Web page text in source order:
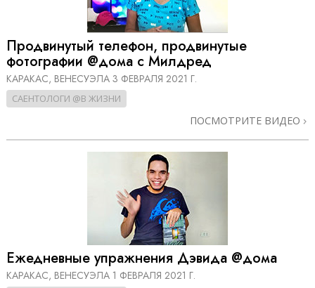
Продвинутый телефон, продвинутые
фотографии @дома с Милдред
КАРАКАС, ВЕНЕСУЭЛА 3 ФЕВРАЛЯ 2021 Г.
САЕНТОЛОГИ @В ЖИЗНИ
ПОСМОТРИТЕ ВИДЕО
Ежедневные упражнения Дэвида @дома
КАРАКАС, ВЕНЕСУЭЛА 1 ФЕВРАЛЯ 2021 Г.